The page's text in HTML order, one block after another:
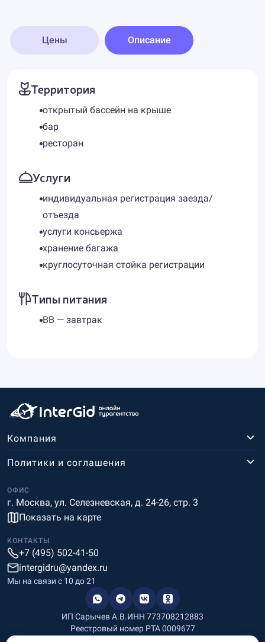
Цены Описание
Территория
открытый бассейн на крыше
бар
ресторан
Услуги
индивидуальная регистрация заезда/
отъезда
услуги консьержа
хранение багажа
круглосуточная стойка регистрации
Типы питания
BB — завтрак
Компания
ОФИС
г. Москва, ул. Селезневская, д. 24-26, стр. 3
Показать на карте
Политики и соглашения
КОНТАКТЫ
+7 (495) 502-41-50
intergidru@yandex.ru
Мы на связи c 10 до 21
ИП Сарычев А.В.ИНН 773708212883
Реестровый номер РТА 0009677